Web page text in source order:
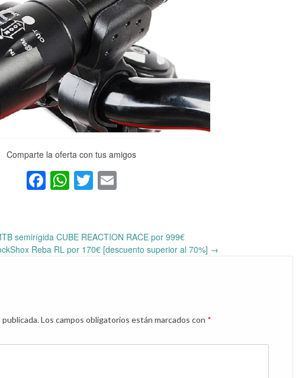
Comparte la oferta con tus amigos
Facebook
WhatsApp
Twitter
Email
semirígida CUBE REACTION RACE por 999€
Reba RL por 170€ [descuento superior al 70%] →
Los campos obligatorios están marcados con *